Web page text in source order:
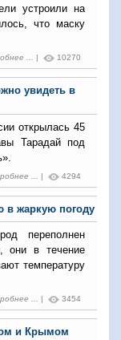
устроили на
что маску
... | 10270
увидеть в
открылась 45
Тарадай под
... | 4294
в жаркую погоду
переполнен
они в течение
температуру
... | 3454
и Крымом